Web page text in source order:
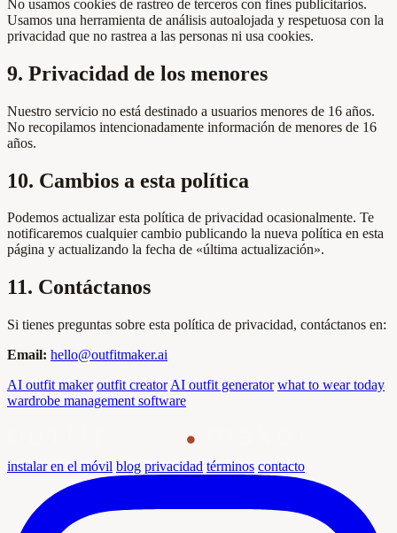
No usamos cookies de rastreo de terceros con fines publicitarios.
Usamos una herramienta de análisis autoalojada y respetuosa con la
privacidad que no rastrea a las personas ni usa cookies.
9. Privacidad de los menores
Nuestro servicio no está destinado a usuarios menores de 16 años.
No recopilamos intencionadamente información de menores de 16
años.
10. Cambios a esta política
Podemos actualizar esta política de privacidad ocasionalmente. Te
notificaremos cualquier cambio publicando la nueva política en esta
página y actualizando la fecha de «última actualización».
11. Contáctanos
Si tienes preguntas sobre esta política de privacidad, contáctanos en:
Email: hello@outfitmaker.ai
AI outfit maker outfit creator AI outfit generator what to wear today
wardrobe management software
instalar en el móvil blog privacidad términos contacto